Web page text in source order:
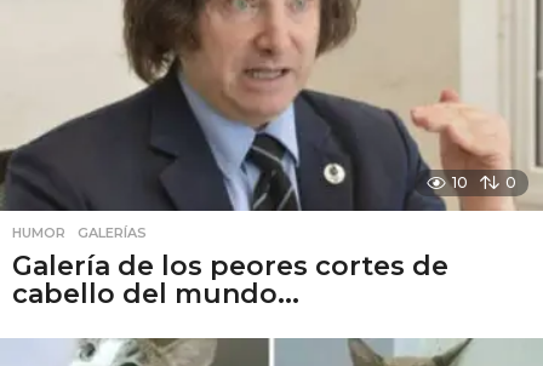
10 0
HUMOR ,GALERÍAS
Galería de los peores cortes de
cabello del mundo...